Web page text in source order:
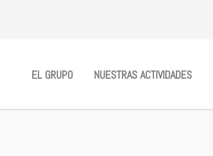
EL GRUPO NUESTRAS ACTIVIDADES